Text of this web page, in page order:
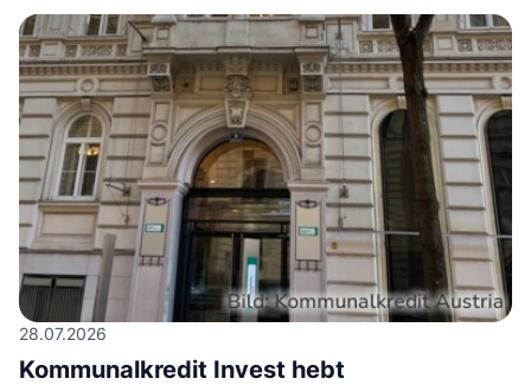
28.07.2026
Kommunalkredit Invest hebt